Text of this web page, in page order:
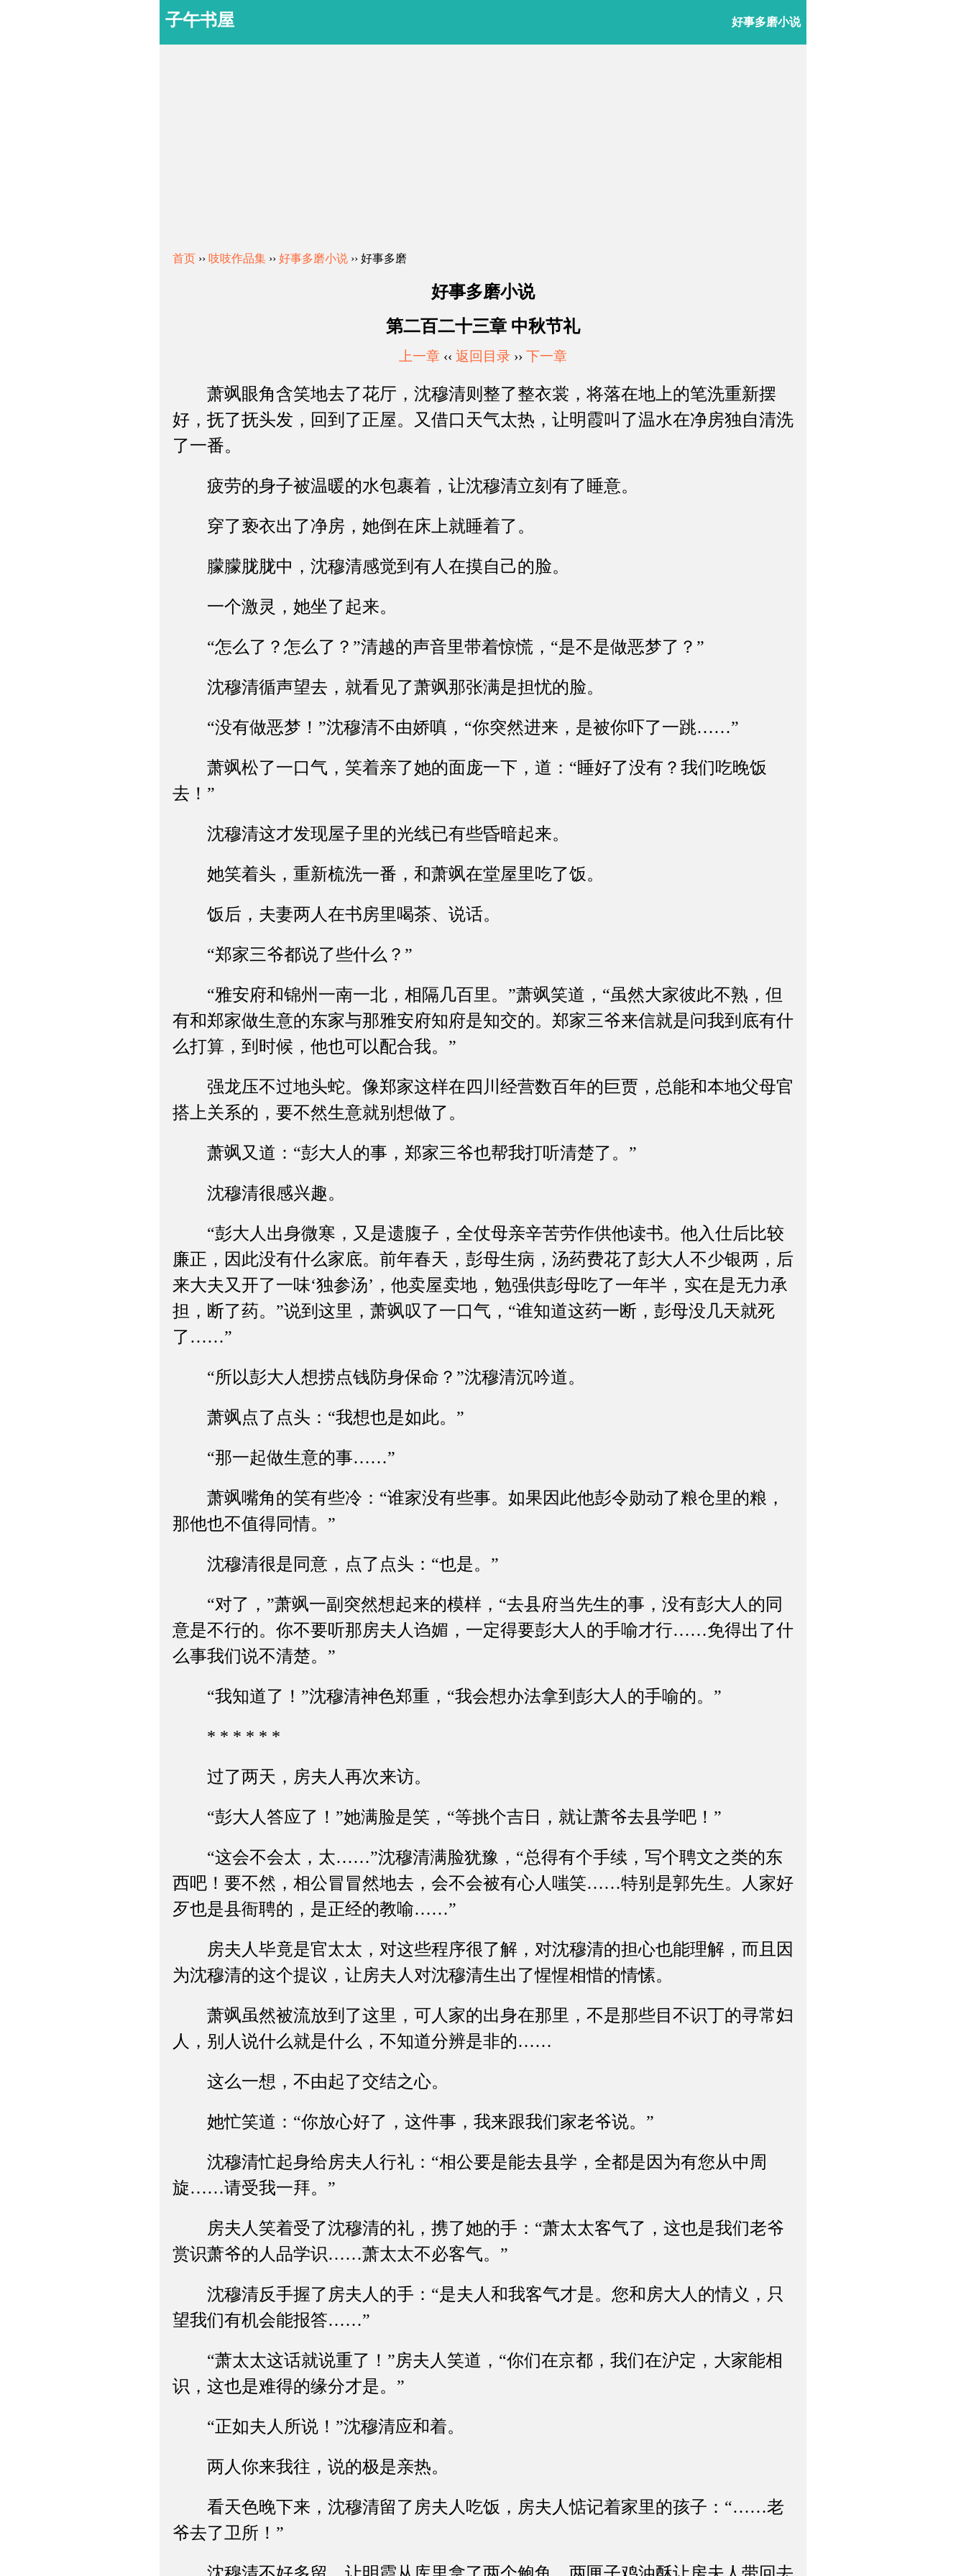
子午书屋 好事多磨小说
首页 ›› 吱吱作品集 ›› 好事多磨小说 ›› 好事多磨
好事多磨小说
第二百二十三章 中秋节礼
上一章 ‹‹ 返回目录 ›› 下一章
萧飒眼角含笑地去了花厅，沈穆清则整了整衣裳，将落在地上的笔洗重新摆
好，抚了抚头发，回到了正屋。又借口天气太热，让明霞叫了温水在净房独自清洗
了一番。
疲劳的身子被温暖的水包裹着，让沈穆清立刻有了睡意。
穿了亵衣出了净房，她倒在床上就睡着了。
朦朦胧胧中，沈穆清感觉到有人在摸自己的脸。
一个激灵，她坐了起来。
“怎么了？怎么了？”清越的声音里带着惊慌，“是不是做恶梦了？”
沈穆清循声望去，就看见了萧飒那张满是担忧的脸。
“没有做恶梦！”沈穆清不由娇嗔，“你突然进来，是被你吓了一跳……”
萧飒松了一口气，笑着亲了她的面庞一下，道：“睡好了没有？我们吃晚饭
去！”
沈穆清这才发现屋子里的光线已有些昏暗起来。
她笑着头，重新梳洗一番，和萧飒在堂屋里吃了饭。
饭后，夫妻两人在书房里喝茶、说话。
“郑家三爷都说了些什么？”
“雅安府和锦州一南一北，相隔几百里。”萧飒笑道，“虽然大家彼此不熟，但
有和郑家做生意的东家与那雅安府知府是知交的。郑家三爷来信就是问我到底有什
么打算，到时候，他也可以配合我。”
强龙压不过地头蛇。像郑家这样在四川经营数百年的巨贾，总能和本地父母官
搭上关系的，要不然生意就别想做了。
萧飒又道：“彭大人的事，郑家三爷也帮我打听清楚了。”
沈穆清很感兴趣。
“彭大人出身微寒，又是遗腹子，全仗母亲辛苦劳作供他读书。他入仕后比较
廉正，因此没有什么家底。前年春天，彭母生病，汤药费花了彭大人不少银两，后
来大夫又开了一味‘独参汤’，他卖屋卖地，勉强供彭母吃了一年半，实在是无力承
担，断了药。”说到这里，萧飒叹了一口气，“谁知道这药一断，彭母没几天就死
了……”
“所以彭大人想捞点钱防身保命？”沈穆清沉吟道。
萧飒点了点头：“我想也是如此。”
“那一起做生意的事……”
萧飒嘴角的笑有些冷：“谁家没有些事。如果因此他彭令勋动了粮仓里的粮，
那他也不值得同情。”
沈穆清很是同意，点了点头：“也是。”
“对了，”萧飒一副突然想起来的模样，“去县府当先生的事，没有彭大人的同
意是不行的。你不要听那房夫人诌媚，一定得要彭大人的手喻才行……免得出了什
么事我们说不清楚。”
“我知道了！”沈穆清神色郑重，“我会想办法拿到彭大人的手喻的。”
* * * * * *
过了两天，房夫人再次来访。
“彭大人答应了！”她满脸是笑，“等挑个吉日，就让萧爷去县学吧！”
“这会不会太，太……”沈穆清满脸犹豫，“总得有个手续，写个聘文之类的东
西吧！要不然，相公冒冒然地去，会不会被有心人嗤笑……特别是郭先生。人家好
歹也是县衙聘的，是正经的教喻……”
房夫人毕竟是官太太，对这些程序很了解，对沈穆清的担心也能理解，而且因
为沈穆清的这个提议，让房夫人对沈穆清生出了惺惺相惜的情愫。
萧飒虽然被流放到了这里，可人家的出身在那里，不是那些目不识丁的寻常妇
人，别人说什么就是什么，不知道分辨是非的……
这么一想，不由起了交结之心。
她忙笑道：“你放心好了，这件事，我来跟我们家老爷说。”
沈穆清忙起身给房夫人行礼：“相公要是能去县学，全都是因为有您从中周
旋……请受我一拜。”
房夫人笑着受了沈穆清的礼，携了她的手：“萧太太客气了，这也是我们老爷
赏识萧爷的人品学识……萧太太不必客气。”
沈穆清反手握了房夫人的手：“是夫人和我客气才是。您和房大人的情义，只
望我们有机会能报答……”
“萧太太这话就说重了！”房夫人笑道，“你们在京都，我们在沪定，大家能相
识，这也是难得的缘分才是。”
“正如夫人所说！”沈穆清应和着。
两人你来我往，说的极是亲热。
看天色晚下来，沈穆清留了房夫人吃饭，房夫人惦记着家里的孩子：“……老
爷去了卫所！”